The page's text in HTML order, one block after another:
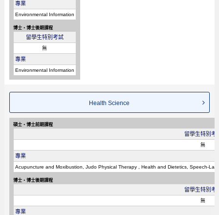
專業
Environmental Information
博士・博士後期課程
留學生特別考試
無
專業
Environmental Information
Health Science
碩士・博士前期課程
留學生特別考
無
專業
Acupuncture and Moxibustion, Judo Physical Therapy , Health and Dietetics, Speech-
博士・博士後期課程
留學生特別考
無
專業